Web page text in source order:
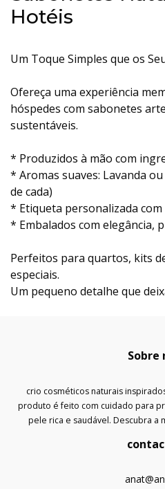
Hotéis
Um Toque Simples que os
Ofereça uma experiência
hóspedes com sabonetes
sustentáveis.
* Produzidos à mão com
* Aromas suaves: Lavanda
de cada)
* Etiqueta personalizada
* Embalados com elegância,
Perfeitos para quartos, kits
especiais.
Um pequeno detalhe que
Sobre
crio cosméticos naturais
produto é feito com cuidado para
pele rica e saudável. Descubra a